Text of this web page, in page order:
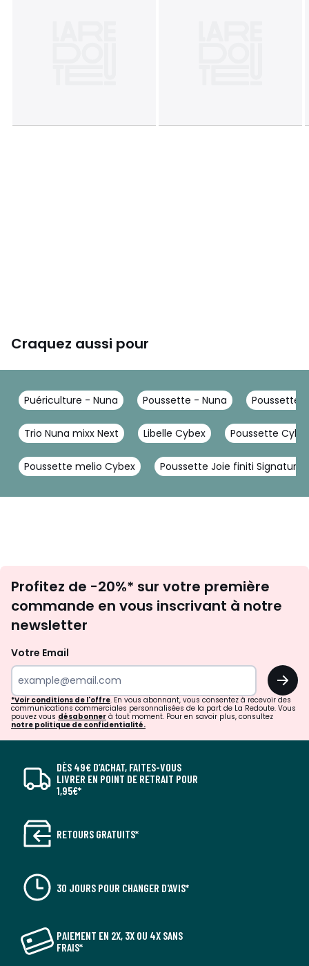
Craquez aussi pour
Puériculture - Nuna Poussette - Nuna Poussette
Trio Nuna mixx Next Libelle Cybex Poussette
Poussette melio Cybex Poussette Joie finiti Signature
newsletter
Profitez de -20%* sur votre première
commande en vous inscrivant à notre
newsletter
Votre Email
OK
*Voir conditions de l'offre. En vous abonnant, vous consentez à recevoir des
communications commerciales personnalisées de la part de La Redoute. Vous
pouvez vous désabonner à tout moment. Pour en savoir plus, consultez
notre politique de confidentialité.
DÈS 49€ D’ACHAT, FAITES-VOUS
LIVRER EN POINT DE RETRAIT POUR
1,95€*
RETOURS GRATUITS*
30 JOURS POUR CHANGER D'AVIS*
PAIEMENT EN 2X, 3X OU 4X SANS
FRAIS*